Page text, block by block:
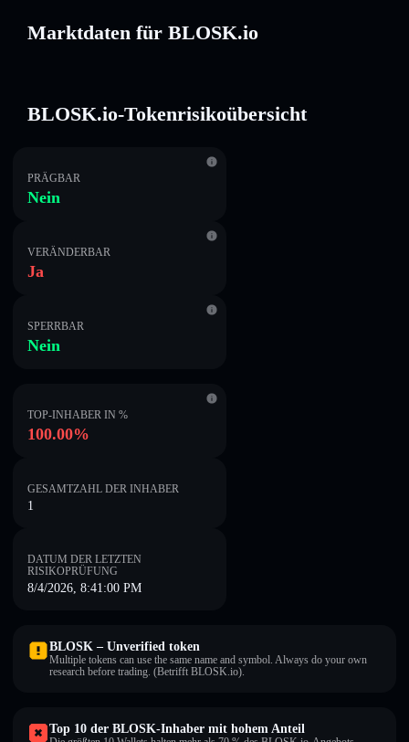
Marktdaten für BLOSK.io
BLOSK.io-Tokenrisikoübersicht
PRÄGBAR
Nein
VERÄNDERBAR
Ja
SPERRBAR
Nein
TOP-INHABER IN %
100.00%
GESAMTZAHL DER INHABER
1
DATUM DER LETZTEN
RISIKOPRÜFUNG
8/4/2026, 8:41:00 PM
BLOSK – Unverified token
Multiple tokens can use the same name and symbol. Always do your own
research before trading. (Betrifft BLOSK.io).
Top 10 der BLOSK-Inhaber mit hohem Anteil